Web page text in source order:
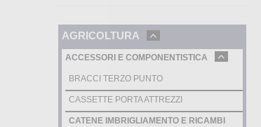
AGRICOLTURA
ACCESSORI E COMPONENTISTICA
BRACCI TERZO PUNTO
CASSETTE PORTA ATTREZZI
CATENE IMBRIGLIAMENTO E RICAMBI